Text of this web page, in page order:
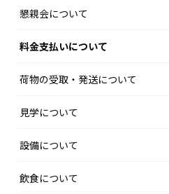
懇親会について
料金支払いについて
荷物の受取・発送について
見学について
設備について
飲食について